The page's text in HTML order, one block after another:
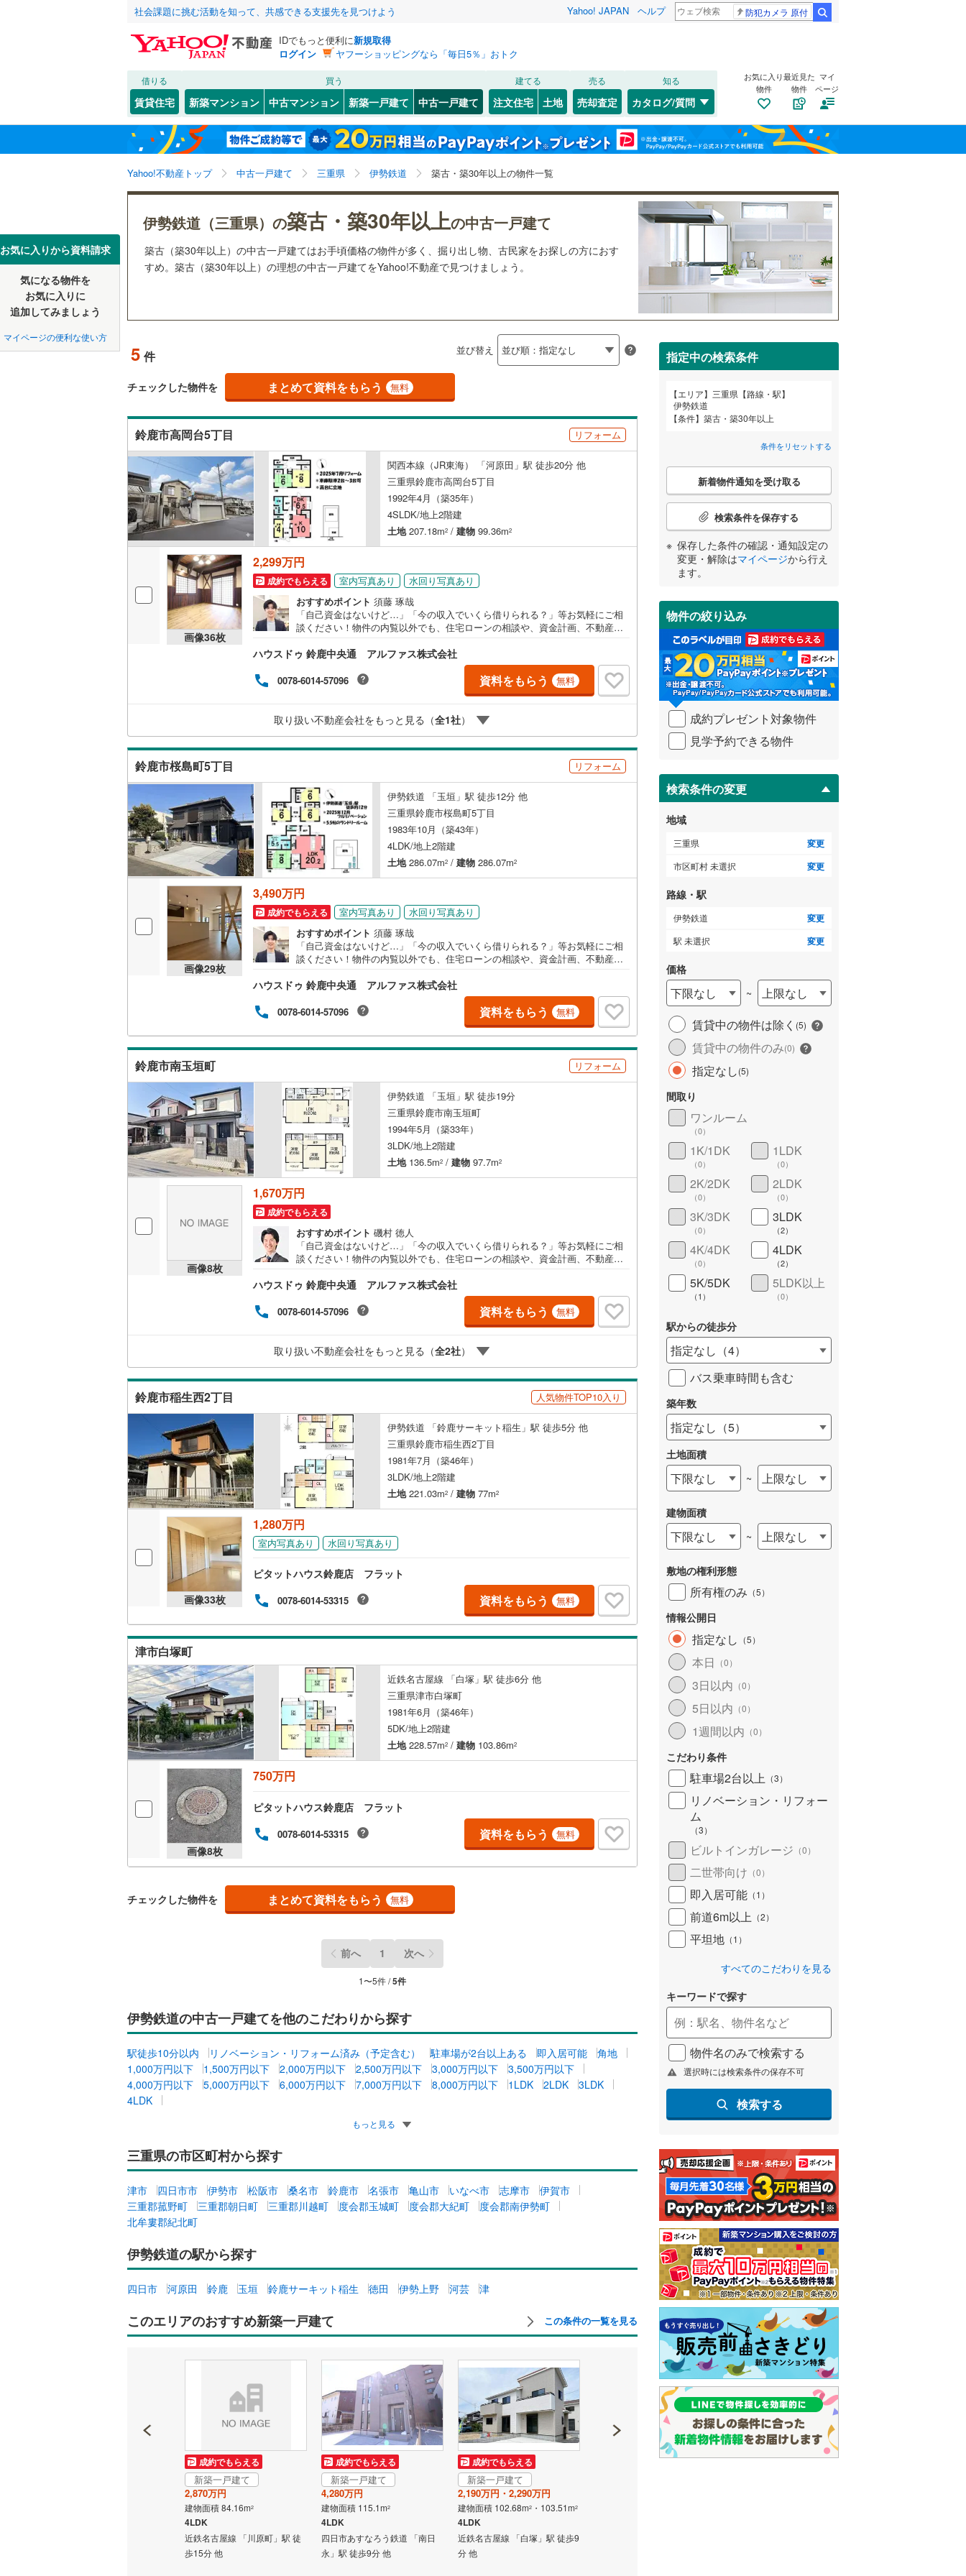
社会課題に挑む活動を知って、共感できる支援先を見つけよう Yahoo! JAPAN ヘルプ 防犯カメラ 原付
IDでもっと便利に新規取得
ログイン
ヤフーショッピングなら「毎日5％」おトク
借りる
賃貸住宅
買う
新築マンション 中古マンション 新築一戸建て 中古一戸建て
建てる
注文住宅 土地
売る
売却査定
知る
カタログ/質問
お気に入り
物件
最近見た
物件
マイ
ページ
Yahoo!不動産トップ 中古一戸建て 三重県 伊勢鉄道 築古・築30年以上の物件一覧
お気に入りから資料請求
気になる物件を
お気に入りに
追加してみましょう
マイページの便利な使い方
伊勢鉄道（三重県）の築古・築30年以上の中古一戸建て
築古（築30年以上）の中古一戸建てはお手頃価格の物件が多く、掘り出し物、古民家をお探しの方におす
すめ。築古（築30年以上）の理想の中古一戸建てをYahoo!不動産で見つけましょう。
5 件 並び替え
チェックした物件を まとめて資料をもらう 無料
鈴鹿市高岡台5丁目 リフォーム
関西本線（JR東海） 「河原田」駅 徒歩20分 他
三重県鈴鹿市高岡台5丁目
1992年4月（築35年）
4SLDK/地上2階建
土地207.18m2 / 建物 99.36m2
画像36枚
2,299万円
成約でもらえる 室内写真あり
水回り写真あり
おすすめポイント 須藤 琢哉
「自己資金はないけど…」「今の収入でいくら借りられる？」等お気軽にご相
談ください！物件の内覧以外でも、住宅ローンの相談や、資金計画、不動産購
ハウスドゥ 鈴鹿中央通 アルファス株式会社
0078-6014-57096 資料をもらう 無料
取り扱い不動産会社をもっと見る（全1社）
鈴鹿市桜島町5丁目 リフォーム
伊勢鉄道 「玉垣」駅 徒歩12分 他
三重県鈴鹿市桜島町5丁目
1983年10月（築43年）
4LDK/地上2階建
土地286.07m2 / 建物 286.07m2
画像29枚
3,490万円
成約でもらえる 室内写真あり
水回り写真あり
おすすめポイント 須藤 琢哉
「自己資金はないけど…」「今の収入でいくら借りられる？」等お気軽にご相
談ください！物件の内覧以外でも、住宅ローンの相談や、資金計画、不動産購
ハウスドゥ 鈴鹿中央通 アルファス株式会社
0078-6014-57096 資料をもらう 無料
鈴鹿市南玉垣町 リフォーム
伊勢鉄道 「玉垣」駅 徒歩19分
三重県鈴鹿市南玉垣町
1994年5月（築33年）
3LDK/地上2階建
土地136.5m2 / 建物 97.7m2
画像8枚
1,670万円
成約でもらえる
おすすめポイント 磯村 徳人
「自己資金はないけど…」「今の収入でいくら借りられる？」等お気軽にご相
談ください！物件の内覧以外でも、住宅ローンの相談や、資金計画、不動産購
ハウスドゥ 鈴鹿中央通 アルファス株式会社
0078-6014-57096 資料をもらう 無料
取り扱い不動産会社をもっと見る（全2社）
鈴鹿市稲生西2丁目 人気物件TOP10入り
伊勢鉄道 「鈴鹿サーキット稲生」駅 徒歩5分 他
三重県鈴鹿市稲生西2丁目
1981年7月（築46年）
3LDK/地上2階建
土地221.03m2 / 建物 77m2
画像33枚
1,280万円
室内写真あり 水回り写真あり
ピタットハウス鈴鹿店 フラット
0078-6014-53315 資料をもらう 無料
津市白塚町
近鉄名古屋線 「白塚」駅 徒歩6分 他
三重県津市白塚町
1981年6月（築46年）
5DK/地上2階建
土地228.57m2 / 建物 103.86m2
画像8枚
750万円
ピタットハウス鈴鹿店 フラット
0078-6014-53315 資料をもらう 無料
チェックした物件を まとめて資料をもらう 無料
前へ 1 次へ
1〜5件 /5件
伊勢鉄道の中古一戸建てを他のこだわりから探す
駅徒歩10分以内 リノベーション・リフォーム済み（予定含む） 駐車場が2台以上ある 即入居可能
角地
1,000万円以下
1,500万円以下 2,000万円以下 2,500万円以下 3,000万円以下
3,500万円以下
4,000万円以下
5,000万円以下 6,000万円以下 7,000万円以下 8,000万円以下 1LDK 2LDK
3LDK
4LDK
もっと見る
三重県の市区町村から探す
津市 四日市市 伊勢市 松阪市 桑名市 鈴鹿市 名張市 亀山市 いなべ市 志摩市
伊賀市
三重郡菰野町
三重郡朝日町 三重郡川越町 度会郡玉城町 度会郡大紀町
度会郡南伊勢町
北牟婁郡紀北町
伊勢鉄道の駅から探す
四日市 河原田 鈴鹿 玉垣 鈴鹿サーキット稲生 徳田 伊勢上野 河芸 津
このエリアのおすすめ新築一戸建て この条件の一覧を見る
成約でもらえる
新築一戸建て
2,870万円
建物面積 84.16m2
4LDK
近鉄名古屋線 「川原町」駅 徒
歩15分 他
成約でもらえる
新築一戸建て
4,280万円
建物面積 115.1m2
4LDK
四日市あすなろう鉄道 「南日
永」駅 徒歩9分 他
成約でもらえる
新築一戸建て
2,190万円・2,290万円
建物面積 102.68m2 ・103.51m2
4LDK
近鉄名古屋線 「白塚」駅 徒歩9
分 他
新築一戸建て
新築一戸建て
指定中の検索条件
エリア
三重県【路線・駅】
伊勢鉄道
条件
築古・築30年以上
条件をリセットする
こ
検
条
件
受
け
取
る
・
条
件
を
イ
ペ
ジ
に
保
存
す
る
新着物件通知を受け取る
検索条件を保存する
保存した条件の確認・通知設定の
変更・解除はマイページから行え
ます。
物件の絞り込み
成約プレゼント対象物件
見学予約できる物件
検索条件の変更
地域
三重県 変更
市区町村 未選択 変更
路線・駅
伊勢鉄道 変更
駅 未選択 変更
価格
下限なし ~
上限なし
賃貸中の物件は除く (5)
賃貸中の物件のみ(0)
指定なし(5)
間取り
ワンルーム
（0）
1K/1DK
（0）
1LDK
（0）
2K/2DK
（0）
2LDK
（0）
3K/3DK
（0）
3LDK
（2）
4K/4DK
（0）
4LDK
（2）
5K/5DK
（1 ）
5LDK以上
（0）
駅からの徒歩分
指定なし （4）
バス乗車時間も含む
築年数
指定なし （5）
土地面積
下限なし ~ 上限なし
建物面積
下限なし ~ 上限なし
敷地の権利形態
所有権のみ （5）
情報公開日
指定なし （5）
本日 （0）
3日以内 （0）
5日以内 （0）
1週間以内 （0）
こだわり条件
駐車場2台以上 （3）
リノベーション・リフォー
ム
（3）
ビルトインガレージ （0）
二世帯向け （0）
即入居可能 （1 ）
前道6m以上 （2）
平坦地 （1 ）
すべてのこだわりを見る
キーワードで探す
物件名のみで検索する
選択時には検索条件の保存不可
検索する
北海道 北海道
東北 青森 岩手 宮城 秋田 山形 福島
関東 東京 神奈川 埼玉 千葉
新潟 長野 富山
東海 愛知 岐阜 静岡 三重
和歌山
中国 鳥取 島根 岡山 広島 山口
高知
福岡 佐賀 長崎 鹿児島
該当物件0件 この条件で検索する 条件をリセットする
津市(23) 四日市市(24) 伊勢市(11)
松阪市(6) 桑名市(15) 鈴鹿市(16)
名張市
30) 尾鷲市(0)
鳥羽市
0 いなべ市(1
志摩市 (3 ) 伊賀市 (19) 桑名郡木曽岬町(0 )
員弁郡東員町(0) 三重郡菰野町 三重郡朝日町(1)
多気郡明和町(0)
多気郡大台町(0) 度会郡玉城町(2) 度会郡度会町(0)
度会郡南伊勢町(2) 北牟婁郡紀北町(1)
南牟婁郡御浜町(0)
該当物件0件 この条件で検索する 条件をリセットする
該当物件0件 この条件で検索する 条件をリセットする
JR 関西本線（JR東海）(16) 紀勢本線（JR東海）( 16) 名松線(3)
参宮線(9) 関西本線（JR西日本）(8) 草津線(1)
私鉄・その他 伊勢鉄道(5) 養老鉄道養老線(5) 三岐鉄道三岐線(7)
近鉄名古屋線
34) 近鉄鈴鹿線(2
該当物件0件 この条件で検索する 条件をリセットする
(0) (1) (1) (3) 鈴鹿サーキット稲生 (1) (0) (0) (1) (0) (0)
該当物件0件 この条件で検索する 条件をリセットする
こだわり条件 リフォーム、リノベーション
リノベーション・リフォーム
（3）
築古・築30年以上（5）
設備
床暖房 （0 トイレ２か所 （1）
駐車場2台以上 （3） ビルトインガレージ 太陽光発電システム （0）
ＴＶモニタ付インターホン
防犯カメラ
間取り、居室全体
バリアフリー住宅（ 間取り変更可能（0）
二世帯向け（0） 3階建て以上（0）
サービスルーム（納戸）（2）
最寄りの駅が始発駅 0） 海まで2km以内（0） 小学校まで1km以内（1）
配置、向き、建ち方、日当たり
前道6m以上（ 角地（1） 南道路（2）
平坦地
LD
リビングダイニング15畳以上
キッチン
販売、価格、契約、入居関連など
浴室
浴室乾燥機あり
収納
ウォークインクローゼット
（0）
バルコニー、庭
ウッドデッキあり （0）
構造・規模・施工・品質・工法関連
耐震、免震、制震構造
住宅性能評価付き（0） 長期優良住宅（0）
オンライン対応
オンライン内見(相談)可（1） IT重説可
オンライン対応とは？ 詳しく見る
該当物件0件 この条件で検索する 条件をリセットする
検索条件を保存しました
この検索条件の新着物件通知は、 マイページから設定できます。
保存した条件を見る
三重県、伊勢鉄道、築古・築30年以上
検索条件を保存する
マイページ
閉じる お気に入りリストを見る
閉じる
閉じる お気に入りリストを見る
閉じる